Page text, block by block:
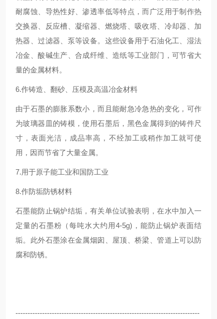
耐腐蚀、导热性好、渗透率低等特点，而广泛用于制作热
交换器、反应槽、凝缩器、燃烧塔、吸收塔、冷却器、加
热器、过滤器、泵等设备。这些设备用于石油化工、湿法
冶金、酸碱生产、合成纤维、造纸等工业部门，可节省大
量的金属材料。
6.作铸造、翻砂、压模及高温冶金材料
由于石墨的膨胀系数小，而且能耐急冷急热的变化，可作
为玻璃器皿的铸模，使用石墨后，黑色金属得到的铸件尺
寸，表面光洁，成品率高，不经加工或稍作加工就可使
用，因而节省了大量金属。
7.用于原子能工业和国防工业
8.作防垢防锈材料
石墨能防止锅炉结垢，有关单位试验表明，在水中加入一
定量的石墨粉（每吨水大约用4-5g)，能防止锅炉表面结
垢。此外石墨涂在金属烟囱、屋顶、桥梁、管道上可以防
腐和防锈。
----------------------------------------------------------------------------